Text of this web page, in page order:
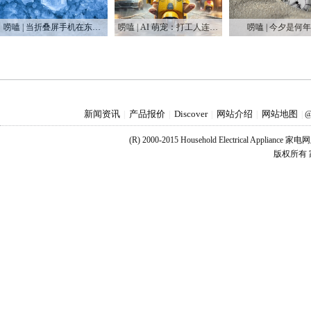
唠嗑 | 当折叠屏手机在东北“爆冷” 唠嗑 | AI 萌宠：打工人连云吸猫都要被割韭菜？ 唠嗑 | 今夕是何
新闻资讯 产品报价 Discover 网站介绍 网站地图
(R) 2000-2015 Household Electrical Appliance 家电
版权所有